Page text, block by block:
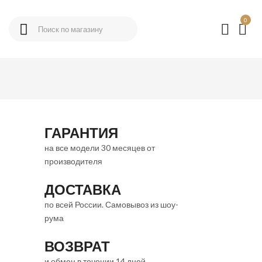
0
ГАРАНТИЯ
на все модели 30 месяцев от
производителя
ДОСТАВКА
по всей России. Самовывоз из шоу-
рума
ВОЗВРАТ